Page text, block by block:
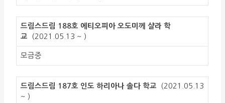
드림스드림 188호 에티오피아 오도미께 샬라 학
교
(2021.05.13 ~ )
모금중
드림스드림 187호 인도 하리아나 솔다 학교
(2021.05.13
~ )